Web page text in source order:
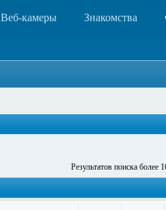
Веб-камеры Знакомства
Результатов поиска более